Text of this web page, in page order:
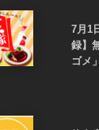
7月1
録】
ゴメ